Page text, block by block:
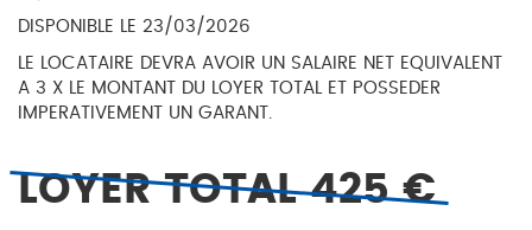
DISPONIBLE LE 23/03/2026
LE LOCATAIRE DEVRA AVOIR UN SALAIRE NET EQUIVALENT
A 3 X LE MONTANT DU LOYER TOTAL ET POSSEDER
IMPERATIVEMENT UN GARANT.
LOYER TOTAL 425 €